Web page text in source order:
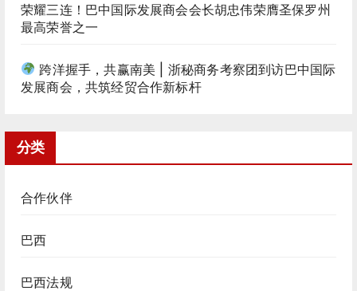
荣耀三连！巴中国际发展商会会长胡忠伟荣膺圣保罗州
最高荣誉之一
跨洋握手，共赢南美 | 浙秘商务考察团到访巴中国际
发展商会，共筑经贸合作新标杆
分类
合作伙伴
巴西
巴西法规